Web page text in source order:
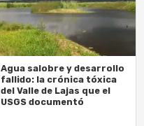
Agua salobre y desarrollo
fallido: la crónica tóxica
del Valle de Lajas que el
USGS documentó